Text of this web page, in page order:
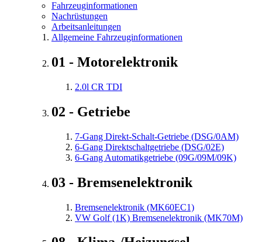
Fahrzeuginformationen
Nachrüstungen
Arbeitsanleitungen
Allgemeine Fahrzeuginformationen
01 - Motorelektronik
2.0l CR TDI
02 - Getriebe
7-Gang Direkt-Schalt-Getriebe (DSG/0AM)
6-Gang Direktschaltgetriebe (DSG/02E)
6-Gang Automatikgetriebe (09G/09M/09K)
03 - Bremsenelektronik
Bremsenelektronik (MK60EC1)
VW Golf (1K) Bremsenelektronik (MK70M)